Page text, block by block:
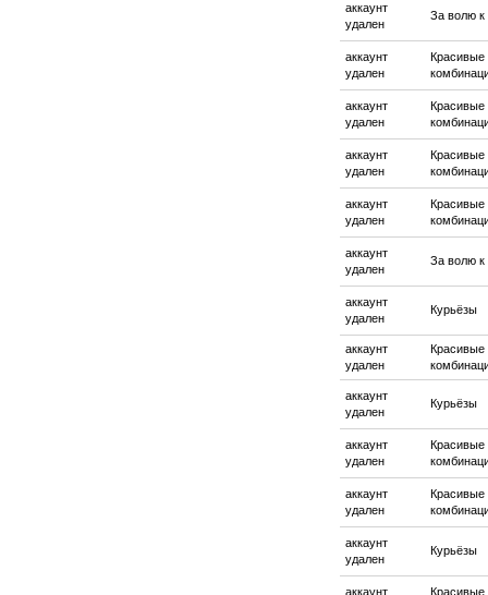
аккаунт
удален
За волю к
аккаунт
удален
Красивые
аккаунт
удален
Красивые
аккаунт
удален
Красивые
аккаунт
удален
Красивые
аккаунт
удален
За волю к
аккаунт
удален
Курьёзы
аккаунт
удален
Красивые
аккаунт
удален
Курьёзы
аккаунт
удален
Красивые
аккаунт
удален
Красивые
аккаунт
удален
Курьёзы
аккаунт
Красивые